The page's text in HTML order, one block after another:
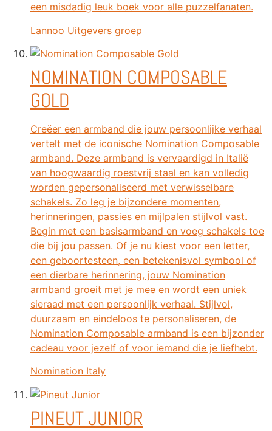
een misdadig leuk boek voor alle puzzelfanaten.
Lannoo Uitgevers groep
NOMINATION COMPOSABLE
GOLD
Creëer een armband die jouw persoonlijke verhaal
vertelt met de iconische Nomination Composable
armband. Deze armband is vervaardigd in Italië
van hoogwaardig roestvrij staal en kan volledig
worden gepersonaliseerd met verwisselbare
schakels. Zo leg je bijzondere momenten,
herinneringen, passies en mijlpalen stijlvol vast.
Begin met een basisarmband en voeg schakels toe
die bij jou passen. Of je nu kiest voor een letter,
een geboortesteen, een betekenisvol symbool of
een dierbare herinnering, jouw Nomination
armband groeit met je mee en wordt een uniek
sieraad met een persoonlijk verhaal. Stijlvol,
duurzaam en eindeloos te personaliseren, de
Nomination Composable armband is een bijzonder
cadeau voor jezelf of voor iemand die je liefhebt.
Nomination Italy
PINEUT JUNIOR